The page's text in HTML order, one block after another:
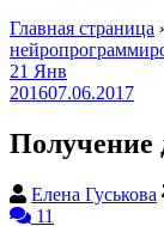
Главная страница
21 Янв
201607.06.2017
Получение
Елена Гуськова
11